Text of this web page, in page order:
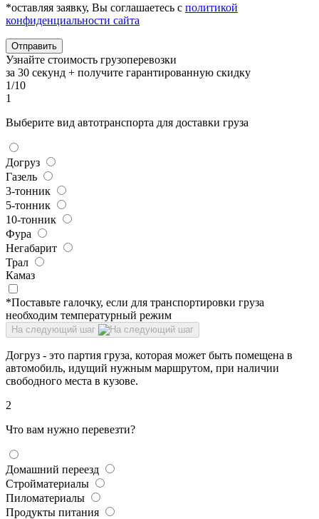
*оставляя заявку, Вы соглашаетесь с политикой
конфиденциальности сайта
Узнайте стоимость грузоперевозки
за 30 секунд + получите гарантированную скидку
1/10
1
Выберите вид автотранспорта для доставки груза
Догруз
Газель
3-тонник
5-тонник
10-тонник
Фура
Негабарит
Трал
Камаз
*Поставьте галочку, если для транспортировки груза
необходим температурный режим
На следующий шаг
Догруз - это партия груза, которая может быть помещена в
автомобиль, идущий нужным маршрутом, при наличии
свободного места в кузове.
2
Что вам нужно перевезти?
Домашний переезд
Стройматериалы
Пиломатериалы
Продукты питания